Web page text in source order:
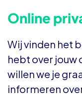
Online
Wij vinden het
hebt over jouw
willen we je
informeren